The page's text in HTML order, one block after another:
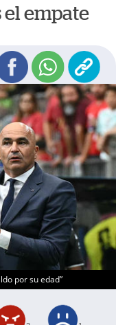
el empate
por su edad”